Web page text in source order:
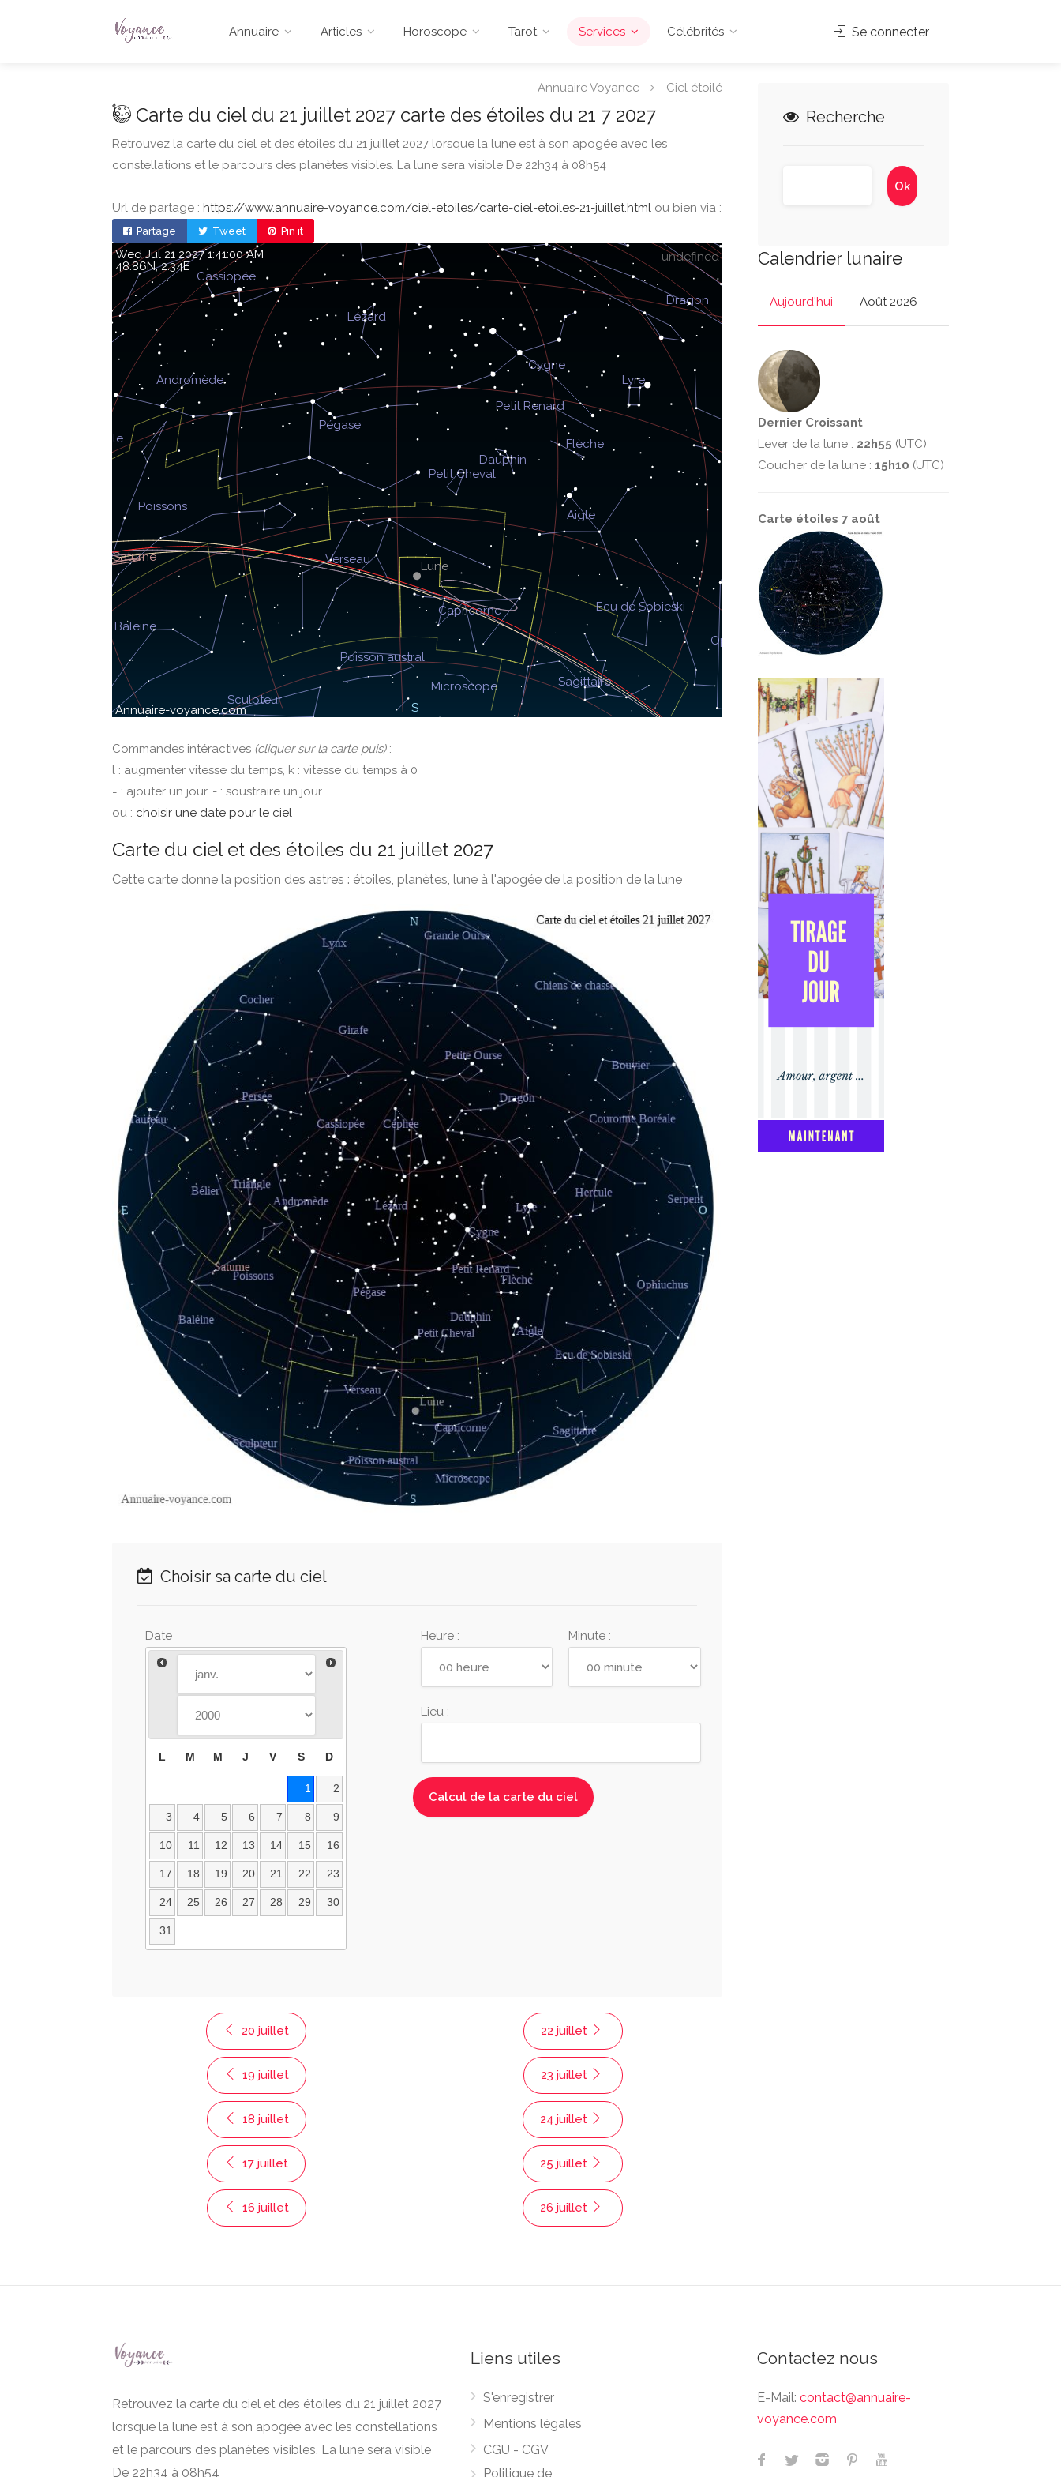
Annuaire Articles Horoscope Tarot Services Célébrités Se connecter
Annuaire Voyance Ciel étoilé
Carte du ciel du 21 juillet 2027 carte des étoiles du 21 7 2027
Retrouvez la carte du ciel et des étoiles du 21 juillet 2027 lorsque la lune est à son apogée avec les
constellations et le parcours des planètes visibles. La lune sera visible De 22h34 à 08h54
Url de partage : https://www.annuaire-voyance.com/ciel-etoiles/carte-ciel-etoiles-21-juillet.html ou bien via :
Partage Tweet Pin it
undefined
Wed Jul 21 2027 1:41:00 AM
48.86, 2.34
Commandes intéractives (cliquer sur la carte puis):
l : augmenter vitesse du temps, k : vitesse du temps à 0
= : ajouter un jour, - : soustraire un jour
ou : choisir une date pour le ciel
Carte du ciel et des étoiles du 21 juillet 2027
Cette carte donne la position des astres : étoiles, planètes, lune à l'apogée de la position de la lune
Choisir sa carte du ciel
Date
L M M J V S D
1 2
3 4 5 6 7 8 9
10 11 12 13 14 15 16
17 18 19 20 21 22 23
24 25 26 27 28 29 30
31
Heure : Minute :
Lieu :
20 juillet
19 juillet
18 juillet
17 juillet
16 juillet
22 juillet
23 juillet
24 juillet
25 juillet
26 juillet
Recherche
Calendrier lunaire
Aujourd'hui Août 2026
Dernier Croissant
Lever de la lune : 22h55 (UTC)
Coucher de la lune : 15h10 (UTC)
Carte étoiles 7 août
Retrouvez la carte du ciel et des étoiles du 21 juillet 2027
lorsque la lune est à son apogée avec les constellations
et le parcours des planètes visibles. La lune sera visible
De 22h34 à 08h54
Liens utiles
S'enregistrer
Mentions légales
CGU - CGV
Politique de
Contactez nous
E-Mail: contact@annuaire-
voyance.com